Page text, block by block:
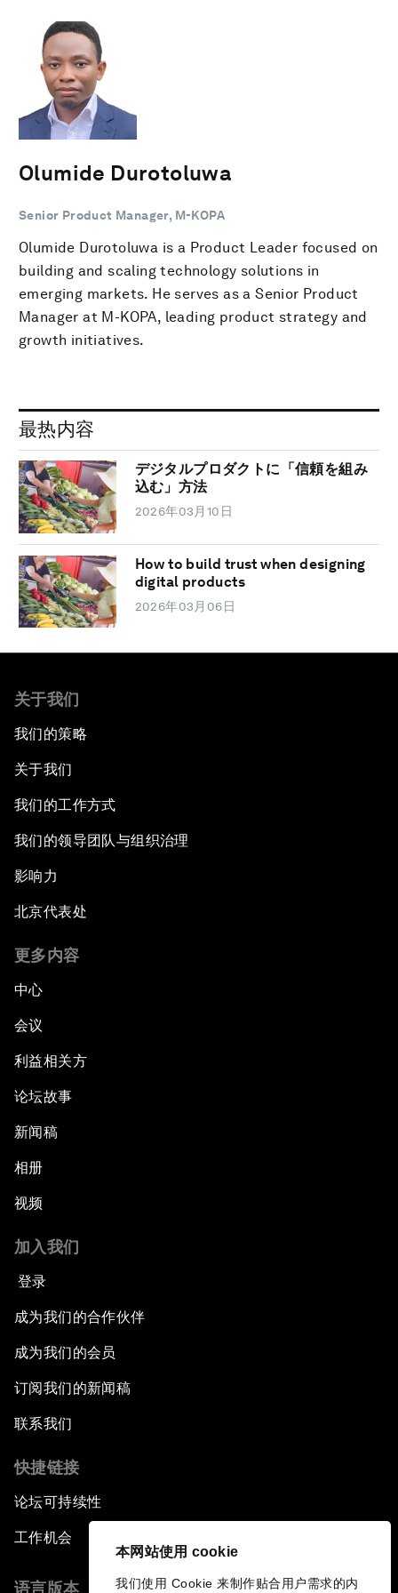
本网站使用 cookie
我们使用 Cookie 来制作贴合用户需求的内
Olumide Durotoluwa
Senior Product Manager, M-KOPA
Olumide Durotoluwa is a Product Leader focused on
building and scaling technology solutions in
emerging markets. He serves as a Senior Product
Manager at M-KOPA, leading product strategy and
growth initiatives.
最热内容
デジタルプロダクトに「信頼を組み
込む」方法
2026年03月10日
How to build trust when designing
digital products
2026年03月06日
关于我们
我们的策略
关于我们
我们的工作方式
我们的领导团队与组织治理
影响力
北京代表处
更多内容
中心
会议
利益相关方
论坛故事
新闻稿
相册
视频
加入我们
登录
成为我们的合作伙伴
成为我们的会员
订阅我们的新闻稿
联系我们
快捷链接
论坛可持续性
工作机会
语言版本